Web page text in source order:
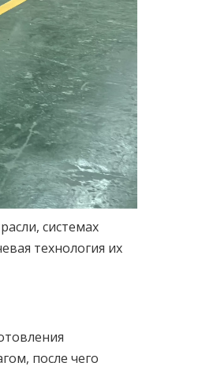
системах
технология их
после чего